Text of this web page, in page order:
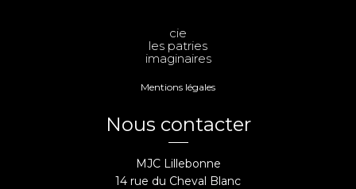
cie
les patries
imaginaires
Mentions légales
Nous contacter
MJC Lillebonne
14 rue du Cheval Blanc